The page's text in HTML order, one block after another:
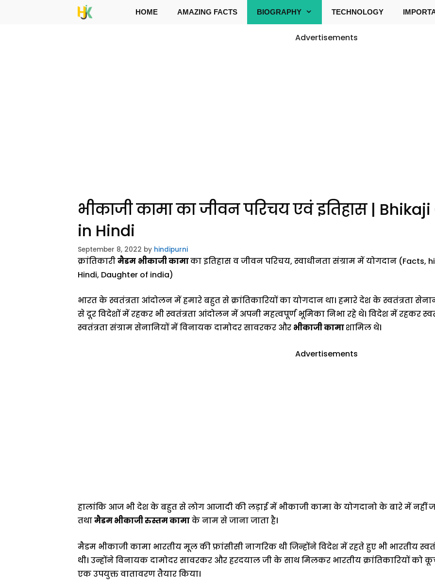
HOME AMAZING FACTS BIOGRAPHY TECHNOLOGY
Advertisements
भीकाजी कामा का जीवन परिचय एवं इतिहास |
in Hindi
September 8, 2022 by hindipurni
क्रांतिकारीमैडम भीकाजी कामाका इतिहास व जीवन परिचय, स्वाधीनता संग्राम में योगदान (Facts,
Hindi, Daughter of india)
भारत के स्वतंत्रता आंदोलन में हमारे बहुत से क्रांतिकारियों का योगदान था। हमारे देश के स्वतंत्रता
से दूर विदेशों में रहकर भी स्वतंत्रता आंदोलन में अपनी महत्वपूर्ण भूमिका निभा रहे थे। विदेश में रहकर
स्वतंत्रता संग्राम सेनानियों में विनायक दामोदर सावरकर और भीकाजी कामाशामिल थे।
Advertisements
हालांकि आज भी देश के बहुत से लोग आजादी की लड़ाई में भीकाजी कामा के योगदानो के बारे में नहीं
तथामैडम भीकाजी रुस्तम कामाके नाम से जाना जाता है।
मैडम भीकाजी कामा भारतीय मूल की फ्रांसीसी नागरिक थी जिन्होंने विदेश में रहते हुए भी भारतीय
थी। उन्होंने विनायक दामोदर सावरकर और हरदयाल जी के साथ मिलकर भारतीय क्रांतिकारियों को
एक उपयुक्त वातावरण तैयार किया।